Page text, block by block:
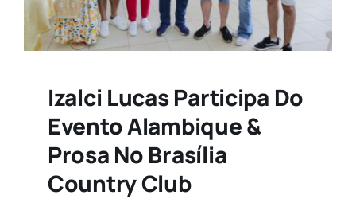
Izalci Lucas Participa Do
Evento Alambique &
Prosa No Brasília
Country Club